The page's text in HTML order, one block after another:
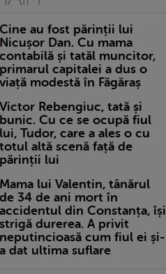
Cine au fost părinții lui
Nicușor Dan. Cu mama
contabilă și tatăl muncitor,
primarul capitalei a dus o
viață modestă în Făgăraș
Victor Rebengiuc, tată și
bunic. Cu ce se ocupă fiul
lui, Tudor, care a ales o cu
totul altă scenă față de
părinții lui
Mama lui Valentin, tânărul
de 34 de ani mort în
accidentul din Constanța, își
strigă durerea. A privit
neputincioasă cum fiul ei și-
a dat ultima suflare